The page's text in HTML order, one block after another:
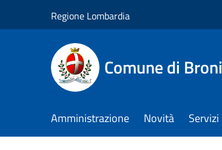
Regione Lombardia
Comune di Broni
Amministrazione Novità Servizi